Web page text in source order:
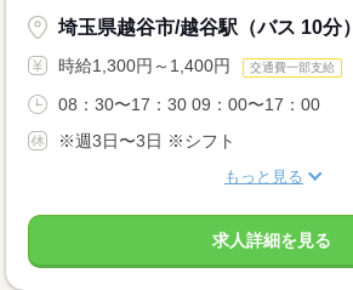
埼玉県越谷市/越谷駅（バス 10分）
時給1,300円～1,400円 交通費一部支給
08：30〜17：30 09：00〜17：00
※週3日〜3日 ※シフト
もっと見る
求人詳細を見る